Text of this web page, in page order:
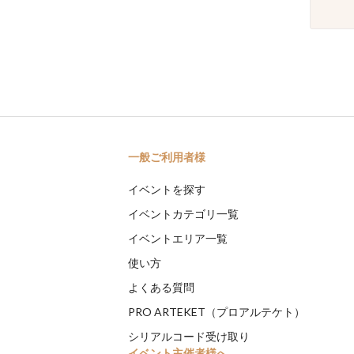
一般ご利用者様
イベントを探す
イベントカテゴリ一覧
イベントエリア一覧
使い方
よくある質問
PRO ARTEKET（プロアルテケト）
シリアルコード受け取り